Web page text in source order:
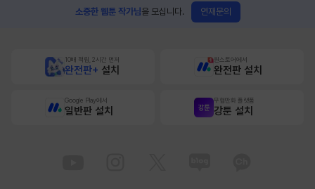
소중한 웹툰 작가님을 모십니다. 연재문의
10배 적립, 2시간 먼저
완전판+ 설치
원스토어에서
완전판 설치
Google Play에서
일반판 설치
무협만화 플랫폼
강툰 설치